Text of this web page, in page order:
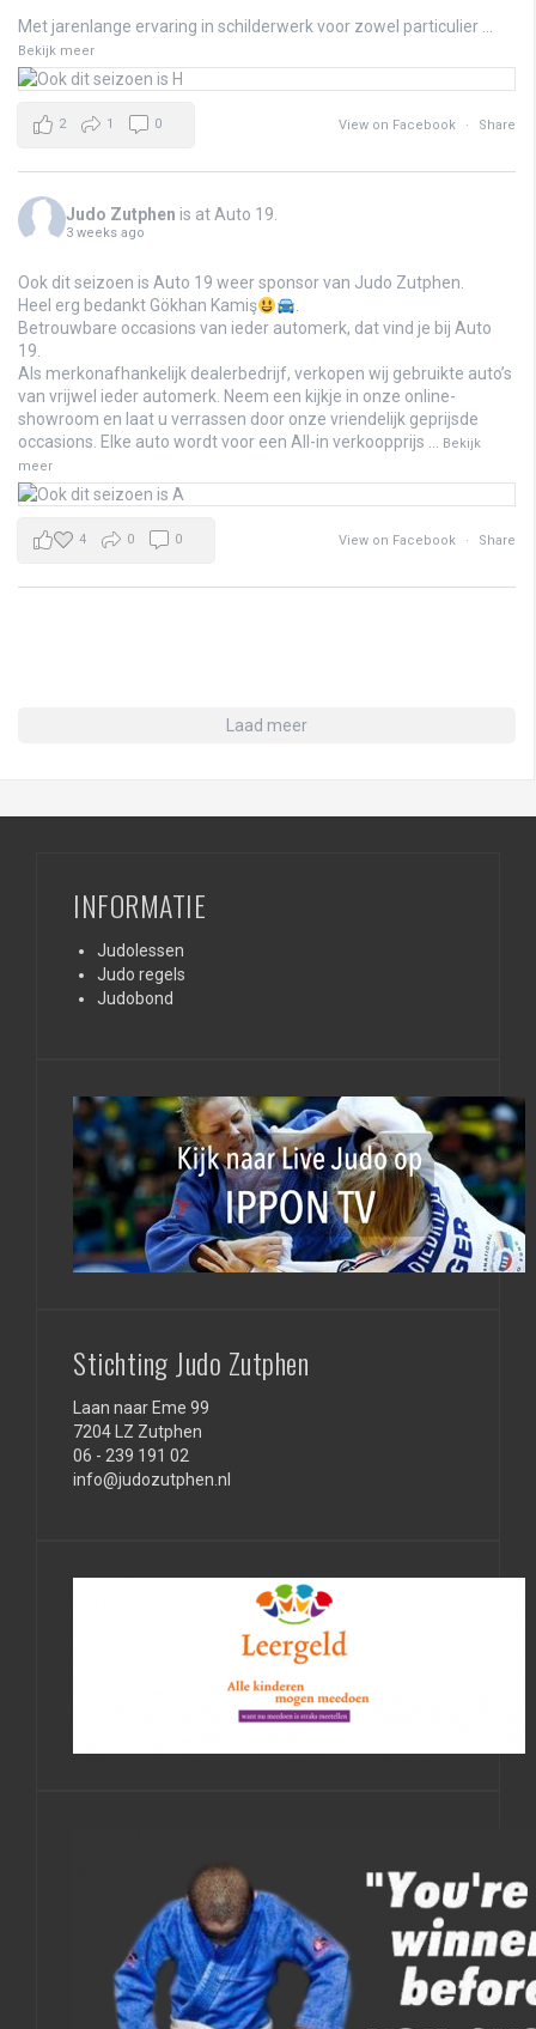
Met jarenlange ervaring in schilderwerk voor zowel particulier ...
Bekijk meer
View on Facebook · Share
2 1 0
Judo Zutphen is at Auto 19.
3 weeks ago
Ook dit seizoen is Auto 19 weer sponsor van Judo Zutphen.
Heel erg bedankt Gökhan Kamiş
.
Betrouwbare occasions van ieder automerk, dat vind je bij Auto
19.
Als merkonafhankelijk dealerbedrijf, verkopen wij gebruikte auto’s
van vrijwel ieder automerk. Neem een kijkje in onze online-
showroom en laat u verrassen door onze vriendelijk geprijsde
occasions. Elke auto wordt voor een All-in verkoopprijs ... Bekijk
meer
View on Facebook · Share
4 0 0
Laad meer
INFORMATIE
Judolessen
Judo regels
Judobond
Stichting Judo Zutphen
Laan naar Eme 99
7204 LZ Zutphen
06 - 239 191 02
info@judozutphen.nl